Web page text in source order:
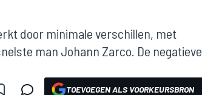
door minimale verschillen, met
man Johann Zarco. De negatieve
TOEVOEGEN ALS VOORKEURSBRON